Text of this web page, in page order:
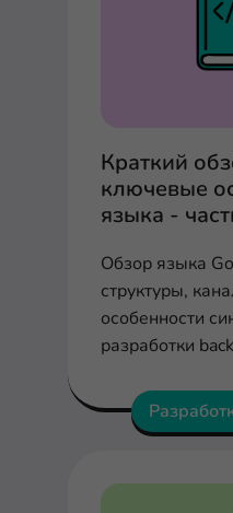
Краткий
ключевые
языка -
Обзор языка
структуры,
особенности
разработки